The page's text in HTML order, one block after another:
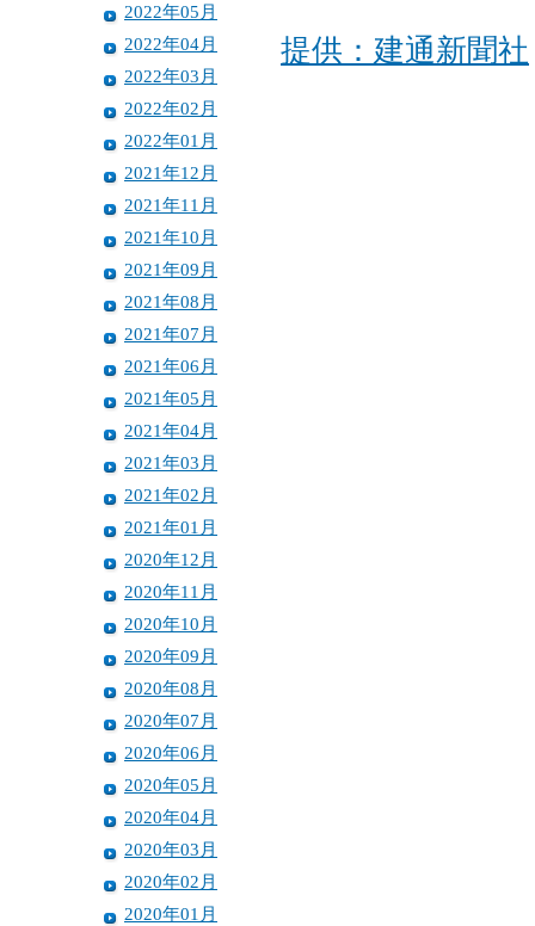
2022年05月
2022年04月
2022年03月
2022年02月
2022年01月
2021年12月
2021年11月
2021年10月
2021年09月
2021年08月
2021年07月
2021年06月
2021年05月
2021年04月
2021年03月
2021年02月
2021年01月
2020年12月
2020年11月
2020年10月
2020年09月
2020年08月
2020年07月
2020年06月
2020年05月
2020年04月
2020年03月
2020年02月
2020年01月
提供：建通新聞社